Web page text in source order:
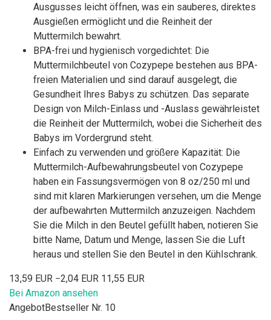
Ausgusses leicht öffnen, was ein sauberes, direktes
Ausgießen ermöglicht und die Reinheit der
Muttermilch bewahrt.
BPA-frei und hygienisch vorgedichtet: Die
Muttermilchbeutel von Cozypepe bestehen aus BPA-
freien Materialien und sind darauf ausgelegt, die
Gesundheit Ihres Babys zu schützen. Das separate
Design von Milch-Einlass und -Auslass gewährleistet
die Reinheit der Muttermilch, wobei die Sicherheit des
Babys im Vordergrund steht.
Einfach zu verwenden und größere Kapazität: Die
Muttermilch-Aufbewahrungsbeutel von Cozypepe
haben ein Fassungsvermögen von 8 oz/250 ml und
sind mit klaren Markierungen versehen, um die Menge
der aufbewahrten Muttermilch anzuzeigen. Nachdem
Sie die Milch in den Beutel gefüllt haben, notieren Sie
bitte Name, Datum und Menge, lassen Sie die Luft
heraus und stellen Sie den Beutel in den Kühlschrank.
13,59 EUR −2,04 EUR 11,55 EUR
Bei Amazon ansehen
AngebotBestseller Nr. 10